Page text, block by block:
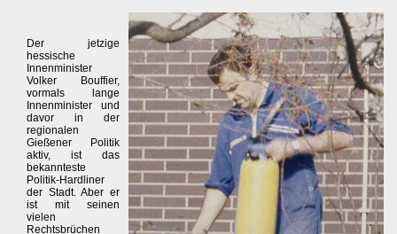
Der jetzige
hessische
Innenminister
Volker Bouffier,
vormals lange
Innenminister und
davor in der
regionalen
Gießener Politik
aktiv, ist das
bekannteste
Politik-Hardliner
der Stadt. Aber er
ist mit seinen
vielen
Rechtsbrüchen